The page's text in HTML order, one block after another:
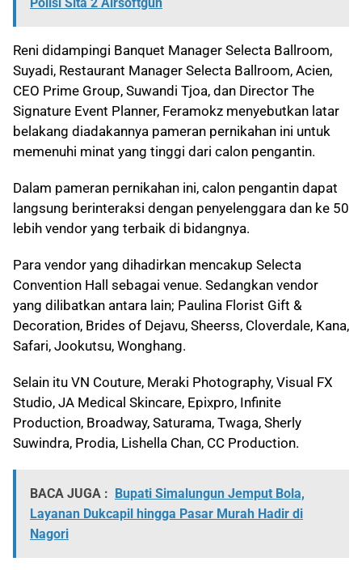
Reni didampingi Banquet Manager Selecta Ballroom,
Suyadi, Restaurant Manager Selecta Ballroom, Acien,
CEO Prime Group, Suwandi Tjoa, dan Director The
Signature Event Planner, Feramokz menyebutkan latar
belakang diadakannya pameran pernikahan ini untuk
memenuhi minat yang tinggi dari calon pengantin.
Dalam pameran pernikahan ini, calon pengantin dapat
langsung berinteraksi dengan penyelenggara dan ke 50
lebih vendor yang terbaik di bidangnya.
Para vendor yang dihadirkan mencakup Selecta
Convention Hall sebagai venue. Sedangkan vendor
yang dilibatkan antara lain; Paulina Florist Gift &
Decoration, Brides of Dejavu, Sheerss, Cloverdale, Kana,
Safari, Jookutsu, Wonghang.
Selain itu VN Couture, Meraki Photography, Visual FX
Studio, JA Medical Skincare, Epixpro, Infinite
Production, Broadway, Saturama, Twaga, Sherly
Suwindra, Prodia, Lishella Chan, CC Production.
BACA JUGA : Bupati Simalungun Jemput Bola,
Layanan Dukcapil hingga Pasar Murah Hadir di
Nagori